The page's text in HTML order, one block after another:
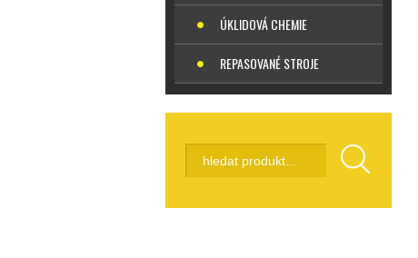
ÚKLIDOVÁ CHEMIE
REPASOVANÉ STROJE